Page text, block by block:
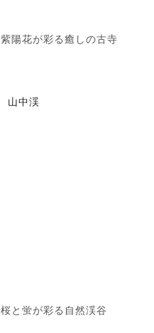
紫陽花が彩る癒しの古寺
山中渓
桜と蛍が彩る自然渓谷